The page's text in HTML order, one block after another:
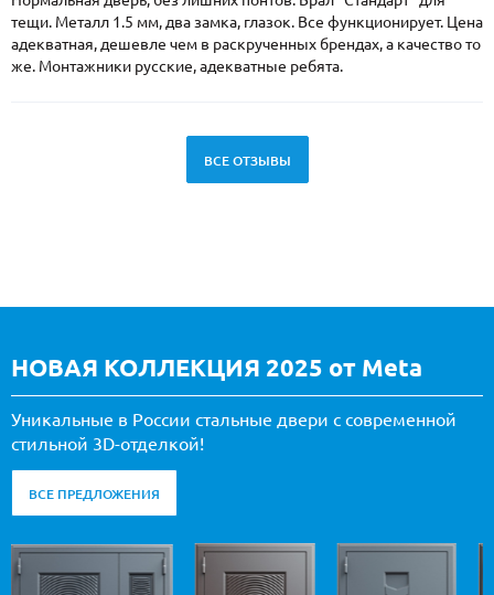
тещи. Металл 1.5 мм, два замка, глазок. Все функционирует. Цена
адекватная, дешевле чем в раскрученных брендах, а качество то
же. Монтажники русские, адекватные ребята.
ВСЕ ОТЗЫВЫ
НОВАЯ КОЛЛЕКЦИЯ 2025 от Meta
Уникальные в России стальные двери с современной
стильной 3D-отделкой!
ВСЕ ПРЕДЛОЖЕНИЯ